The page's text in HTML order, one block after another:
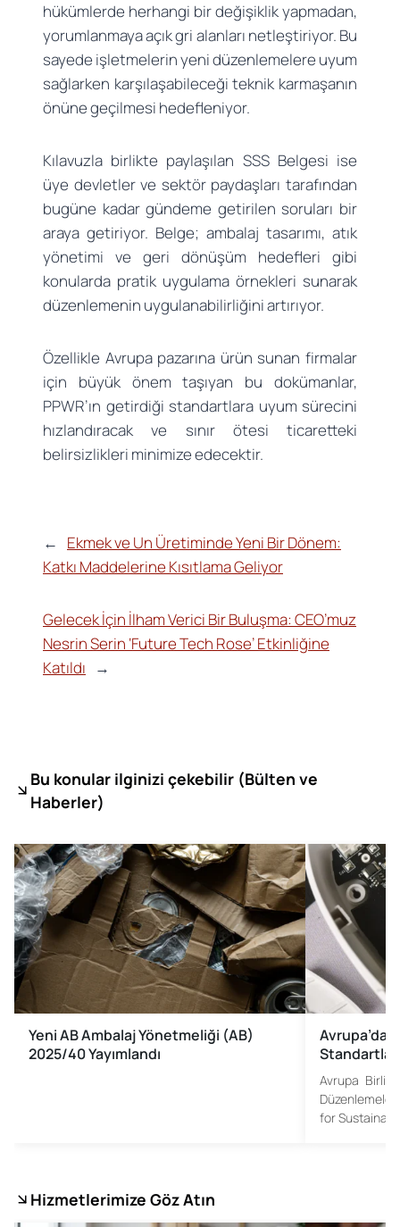
hükümlerde herhangi bir değişiklik yapmadan,
yorumlanmaya açık gri alanları netleştiriyor. Bu
sayede işletmelerin yeni düzenlemelere uyum
sağlarken karşılaşabileceği teknik karmaşanın
önüne geçilmesi hedefleniyor.
Kılavuzla birlikte paylaşılan SSS Belgesi ise
üye devletler ve sektör paydaşları tarafından
bugüne kadar gündeme getirilen soruları bir
araya getiriyor. Belge; ambalaj tasarımı, atık
yönetimi ve geri dönüşüm hedefleri gibi
konularda pratik uygulama örnekleri sunarak
düzenlemenin uygulanabilirliğini artırıyor.
Özellikle Avrupa pazarına ürün sunan firmalar
için büyük önem taşıyan bu dokümanlar,
PPWR’ın getirdiği standartlara uyum sürecini
hızlandıracak ve sınır ötesi ticaretteki
belirsizlikleri minimize edecektir.
←
Ekmek ve Un Üretiminde Yeni Bir Dönem:
Katkı Maddelerine Kısıtlama Geliyor
Gelecek İçin İlham Verici Bir Buluşma: CEO’muz
Nesrin Serin ‘Future Tech Rose’ Etkinliğine
Katıldı
→
Bu konular ilginizi çekebilir (Bülten ve
Haberler)
Yeni AB Ambalaj Yönetmeliği (AB)
2025/40 Yayımlandı
Avrupa’da
Avrupa
for
Hizmetlerimize Göz Atın